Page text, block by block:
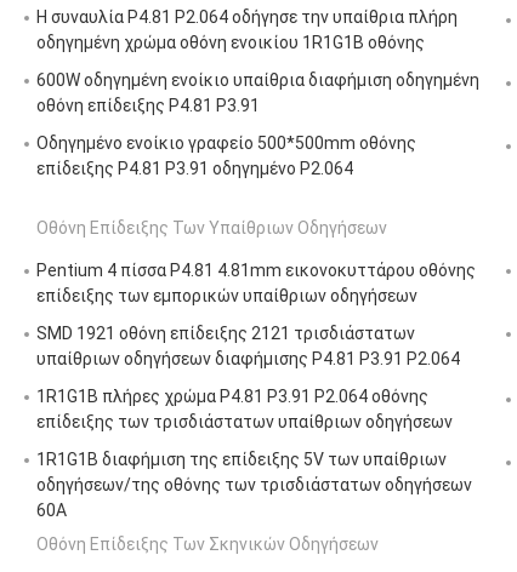
Η συναυλία P4.81 P2.064 οδήγησε την υπαίθρια πλήρη
οδηγημένη χρώμα οθόνη ενοικίου 1R1G1B οθόνης
600W οδηγημένη ενοίκιο υπαίθρια διαφήμιση οδηγημένη
οθόνη επίδειξης P4.81 P3.91
Οδηγημένο ενοίκιο γραφείο 500*500mm οθόνης
επίδειξης P4.81 P3.91 οδηγημένο P2.064
Οθόνη Επίδειξης Των Υπαίθριων Οδηγήσεων
Pentium 4 πίσσα P4.81 4.81mm εικονοκυττάρου οθόνης
επίδειξης των εμπορικών υπαίθριων οδηγήσεων
SMD 1921 οθόνη επίδειξης 2121 τρισδιάστατων
υπαίθριων οδηγήσεων διαφήμισης P4.81 P3.91 P2.064
1R1G1B πλήρες χρώμα P4.81 P3.91 P2.064 οθόνης
επίδειξης των τρισδιάστατων υπαίθριων οδηγήσεων
1R1G1B διαφήμιση της επίδειξης 5V των υπαίθριων
οδηγήσεων/της οθόνης των τρισδιάστατων οδηγήσεων
60A
Οθόνη Επίδειξης Των Σκηνικών Οδηγήσεων